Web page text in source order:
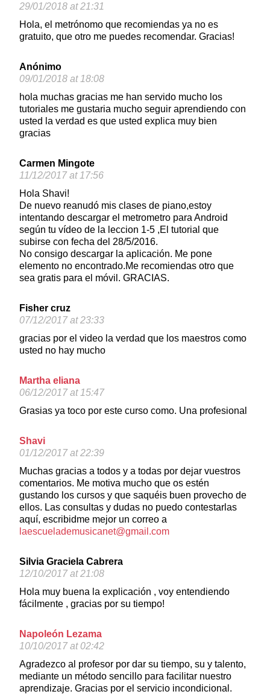
29/01/2018 at 21:31
Hola, el metrónomo que recomiendas ya no es
gratuito, que otro me puedes recomendar. Gracias!
Anónimo
09/01/2018 at 18:08
hola muchas gracias me han servido mucho los
tutoriales me gustaria mucho seguir aprendiendo con
usted la verdad es que usted explica muy bien
gracias
Carmen Mingote
11/12/2017 at 17:56
Hola Shavi!
De nuevo reanudó mis clases de piano,estoy
intentando descargar el metrometro para Android
según tu vídeo de la leccion 1-5 ,El tutorial que
subirse con fecha del 28/5/2016.
No consigo descargar la aplicación. Me pone
elemento no encontrado.Me recomiendas otro que
sea gratis para el móvil. GRACIAS.
Fisher cruz
07/12/2017 at 23:33
gracias por el video la verdad que los maestros como
usted no hay mucho
Martha eliana
06/12/2017 at 15:47
Grasias ya toco por este curso como. Una profesional
Shavi
01/12/2017 at 22:39
Muchas gracias a todos y a todas por dejar vuestros
comentarios. Me motiva mucho que os estén
gustando los cursos y que saquéis buen provecho de
ellos. Las consultas y dudas no puedo contestarlas
aquí, escribidme mejor un correo a
laescuelademusicanet@gmail.com
Silvia Graciela Cabrera
12/10/2017 at 21:08
Hola muy buena la explicación , voy entendiendo
fácilmente , gracias por su tiempo!
Napoleón Lezama
10/10/2017 at 02:42
Agradezco al profesor por dar su tiempo, su y talento,
mediante un método sencillo para facilitar nuestro
aprendizaje. Gracias por el servicio incondicional.